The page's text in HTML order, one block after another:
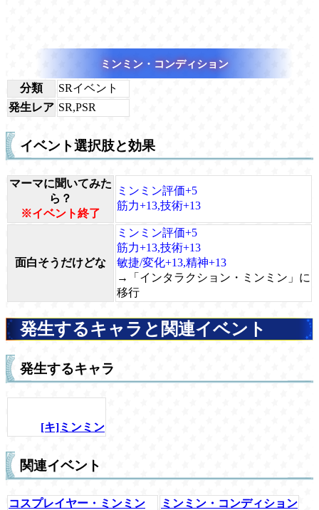
ミンミン・コンディション
分類
SRイベント
発生レア SR,PSR
イベント選択肢と効果
マーマに聞いてみた
ら？
※イベント終了
ミンミン評価+5
筋力+13,技術+13
面白そうだけどな
ミンミン評価+5
筋力+13,技術+13
敏捷/変化+13,精神+13
→「インタラクション・ミンミン」に
移行
発生するキャラと関連イベント
発生するキャラ
[キ]ミンミン
関連イベント
コスプレイヤー・ミンミン
ミンミン・コンディション